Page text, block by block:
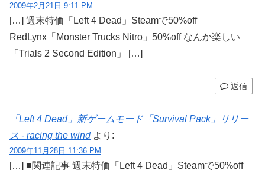
2009年2月21日 9:11 PM
[…] 週末特価「Left 4 Dead」Steamで50%off
RedLynx「Monster Trucks Nitro」50%off なんか楽しい
「Trials 2 Second Edition」 […]
返信
「Left 4 Dead」新ゲームモード「Survival Pack」リリー
ス - racing the wind より:
2009年11月28日 11:36 PM
[…] ■関連記事 週末特価「Left 4 Dead」Steamで50%off